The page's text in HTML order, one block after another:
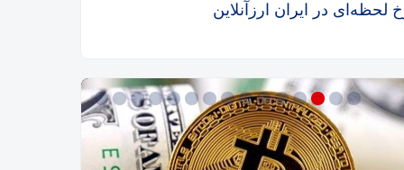
لحظه‌ای در ایران ارزآنلاین